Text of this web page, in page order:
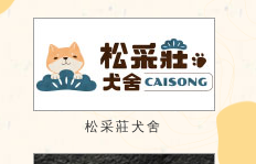
松采莊犬舍